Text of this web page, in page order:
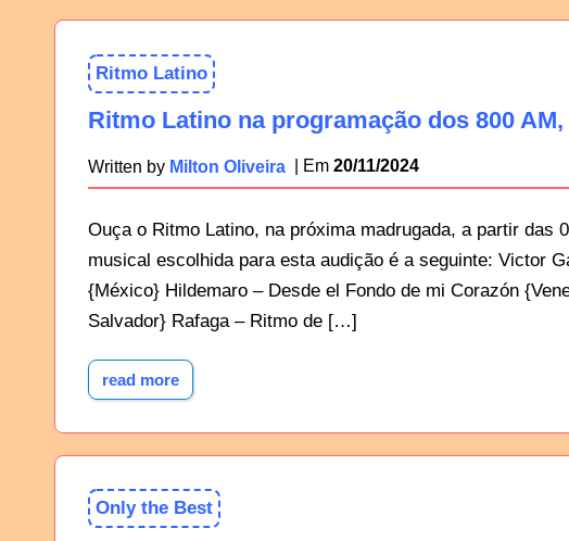
Ritmo Latino
Ritmo Latino na programação dos 800 AM,
Written by Milton Oliveira 20/11/2024
Ouça o Ritmo Latino, na próxima madrugada, a partir das
musical escolhida para esta audição é a seguinte: Victor
{México} Hildemaro – Desde el Fondo de mi Corazón
Salvador} Rafaga – Ritmo de […]
read more
Only the Best